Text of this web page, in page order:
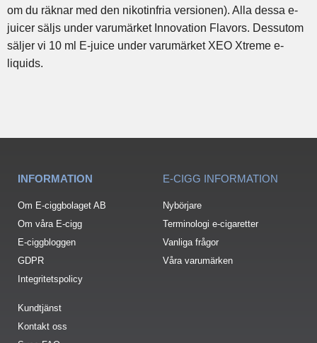
om du räknar med den nikotinfria versionen). Alla dessa e-
juicer säljs under varumärket Innovation Flavors. Dessutom
säljer vi 10 ml E-juice under varumärket XEO Xtreme e-
liquids.
INFORMATION
Om E-ciggbolaget AB
Om våra E-cigg
E-ciggbloggen
GDPR
Integritetspolicy
Kundtjänst
Kontakt oss
E-CIGG INFORMATION
Nybörjare
Terminologi e-cigaretter
Vanliga frågor
Våra varumärken